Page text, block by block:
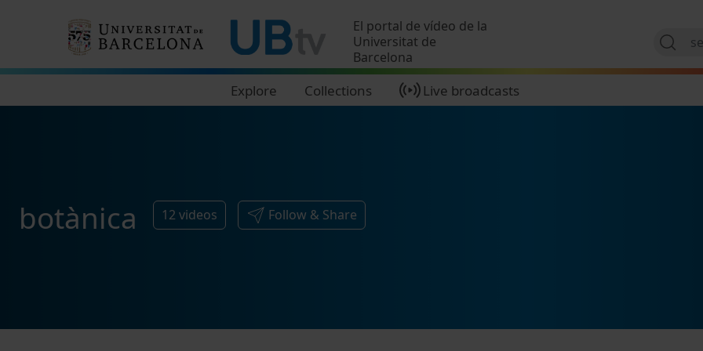
El portal de vídeo de la
Universitat de
Barcelona
Explore Collections Live broadcasts
botànica 12 videos Follow & Share